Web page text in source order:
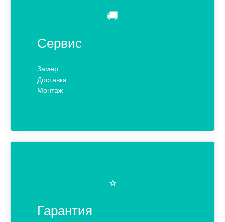
🚚
Сервис
Замер
Доставка
Монтаж
⭐️
Гарантия